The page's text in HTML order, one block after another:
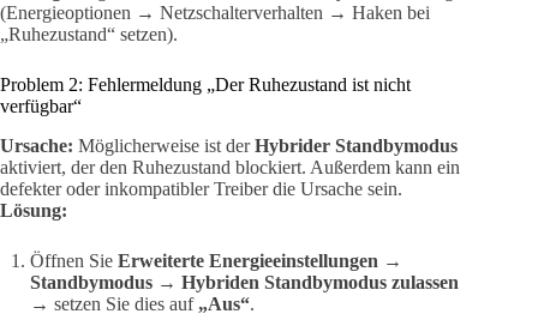
(Energieoptionen → Netzschalterverhalten → Haken bei
„Ruhezustand“ setzen).
Problem 2: Fehlermeldung „Der Ruhezustand ist nicht
verfügbar“
Ursache: Möglicherweise ist derHybrider Standbymodus
aktiviert, der den Ruhezustand blockiert. Außerdem kann ein
defekter oder inkompatibler Treiber die Ursache sein.
Lösung:
Öffnen Sie Erweiterte Energieeinstellungen →
Standbymodus → Hybriden Standbymodus zulassen
→ setzen Sie dies auf „Aus“.